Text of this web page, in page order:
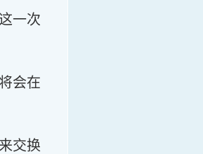
一次
会在
交换